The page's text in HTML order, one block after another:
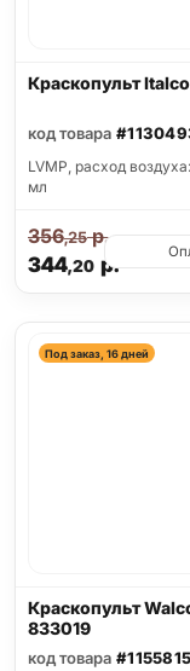
Краскопульт
код товара
LVMP, расход
мл
344,20р.
356,25р.
Под заказ, 16 дней
Краскопульт
833019
код товара